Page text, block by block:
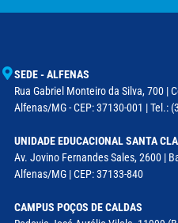
SEDE - ALFENAS
Rua Gabriel Monteiro da Silva, 700 |
Alfenas/MG - CEP: 37130-001 | Tel.:
UNIDADE EDUCACIONAL SANTA
Av. Jovino Fernandes Sales, 2600 |
Alfenas/MG | CEP: 37133-840
CAMPUS POÇOS DE CALDAS